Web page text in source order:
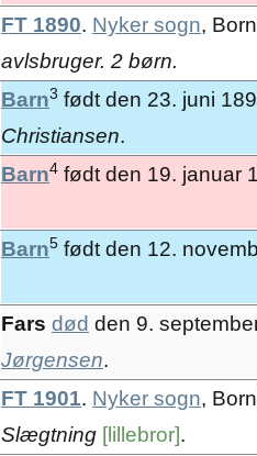
FT 1890. Nyker sogn,
avlsbruger. 2 børn.
Barn3 født den 23. juni
Christiansen.
Barn4 født den 19. januar
Barn5 født den 12.
Fars død den 9.
Jørgensen.
FT 1901. Nyker sogn,
Slægtning [lillebror].